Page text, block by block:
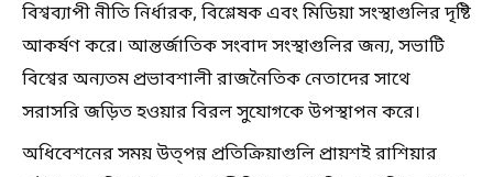
বিশ্বব্যাপী নীতি নির্ধারক, বিশ্লেষক এবং মিডিয়া সংস্থাগুলির দৃষ্টি
আকর্ষণ করে। আন্তর্জাতিক সংবাদ সংস্থাগুলির জন্য, সভাটি
বিশ্বের অন্যতম প্রভাবশালী রাজনৈতিক নেতাদের সাথে
সরাসরি জড়িত হওয়ার বিরল সুযোগকে উপস্থাপন করে।
অধিবেশনের সময় উত্পন্ন প্রতিক্রিয়াগুলি প্রায়শই রাশিয়ার